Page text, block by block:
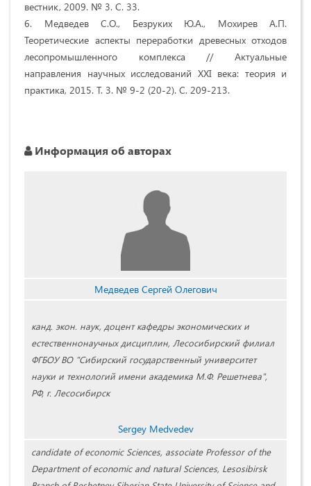
вестник, 2009. № 3. С. 33.
6. Медведев С.О., Безруких Ю.А., Мохирев А.П.
Теоретические аспекты переработки древесных отходов
лесопромышленного комплекса // Актуальные
направления научных исследований XXI века: теория и
практика, 2015. Т. 3. № 9-2 (20-2). С. 209-213.
Информация об авторах
Медведев Сергей Олегович
канд. экон. наук, доцент кафедры экономических и
естественнонаучных дисциплин, Лесосибирский филиал
ФГБОУ ВО "Сибирский государственный университет
науки и технологий имени академика М.Ф. Решетнева",
РФ, г. Лесосибирск
Sergey Medvedev
candidate of economic Sciences, associate Professor of the
Department of economic and natural Sciences, Lesosibirsk